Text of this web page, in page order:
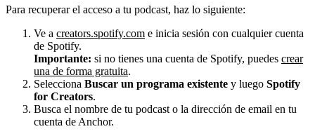
Para recuperar el acceso a tu podcast, haz lo siguiente:
Ve a creators.spotify.com e inicia sesión con cualquier cuenta
de Spotify.
Importante: si no tienes una cuenta de Spotify, puedes crear
una de forma gratuita.
Selecciona Buscar un programa existente y luego Spotify
for Creators.
Busca el nombre de tu podcast o la dirección de email en tu
cuenta de Anchor.